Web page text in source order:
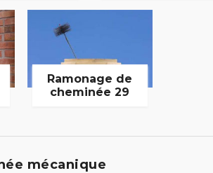
Ramonage de
cheminée 29
mécanique